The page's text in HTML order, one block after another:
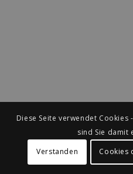
Diese Seite verwendet
sind Sie damit
Verstanden
Cookies